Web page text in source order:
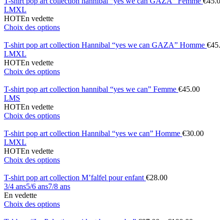
LMXL
HOTEn vedette
Choix des options
T-shirt pop art collection Hannibal “yes we can GAZA” Homme €
LMXL
HOTEn vedette
Choix des options
T-shirt pop art collection hannibal “yes we can” Femme €45.00
LMS
HOTEn vedette
Choix des options
T-shirt pop art collection Hannibal “yes we can” Homme €30.00
LMXL
HOTEn vedette
Choix des options
T-shirt pop art collection M’falfel pour enfant €28.00
3/4 ans5/6 ans7/8 ans
En vedette
Choix des options